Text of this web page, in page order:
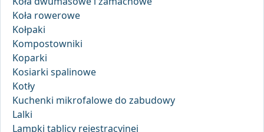
Koła rowerowe
Kołpaki
Kompostowniki
Koparki
Kosiarki spalinowe
Kotły
Kuchenki mikrofalowe do zabudowy
Lalki
Lampki tablicy rejestracyjnej